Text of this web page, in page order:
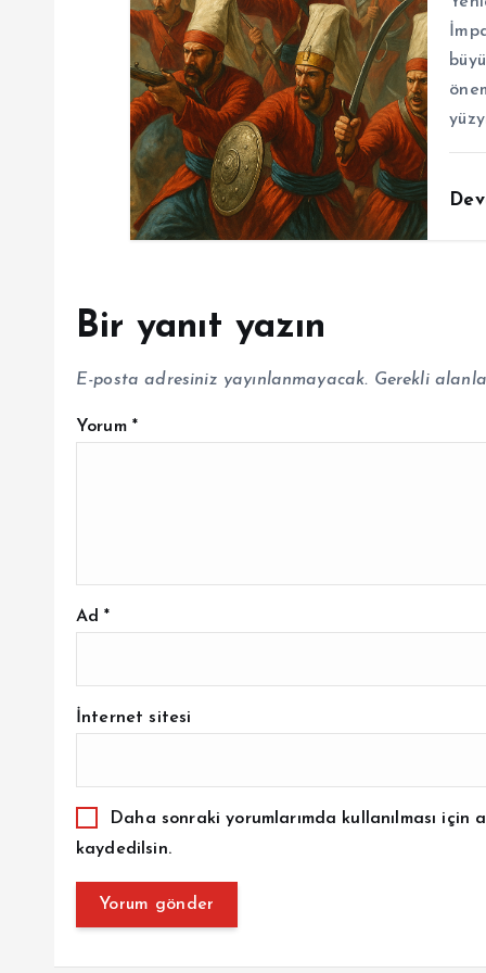
Bir yanıt yazın
E-posta adresiniz yayınlanmayacak. Gerekli
Yorum *
Ad*
İnternet sitesi
Daha sonraki yorumlarımda kullanılması için
kaydedilsin.